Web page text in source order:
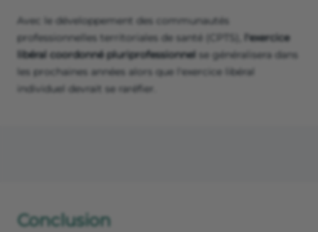
Avec le développement des communautés
professionnelles territoriales de santé (CPTS),
l'exercice
libéral coordonné pluriprofessionnel se généralisera dans
les prochaines années alors que l'exercice libéral
individuel devrait se raréfier.
Conclusion